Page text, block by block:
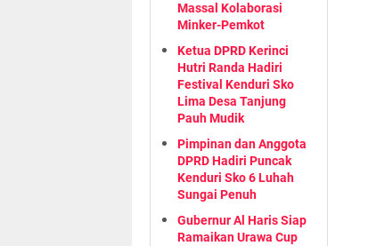
Massal Kolaborasi
Minker-Pemkot
Ketua DPRD Kerinci
Hutri Randa Hadiri
Festival Kenduri Sko
Lima Desa Tanjung
Pauh Mudik
Pimpinan dan Anggota
DPRD Hadiri Puncak
Kenduri Sko 6 Luhah
Sungai Penuh
Gubernur Al Haris Siap
Ramaikan Urawa Cup